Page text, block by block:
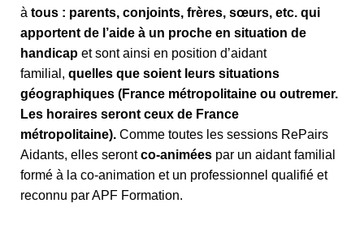
à tous : parents, conjoints, frères, sœurs, etc. qui
apportent de l’aide à un proche en situation de
handicap et sont ainsi en position d’aidant
familial, quelles que soient leurs situations
géographiques (France métropolitaine ou outremer.
Les horaires seront ceux de France
métropolitaine). Comme toutes les sessions RePairs
Aidants, elles serontco-animées par un aidant familial
formé à la co-animation et un professionnel qualifié et
reconnu par APF Formation.